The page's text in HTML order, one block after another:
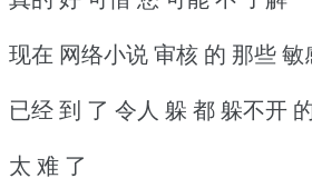
现在 网络小说 审核 的 那些 敏
已经 到 了 令人 躲 都 躲不开
太 难 了